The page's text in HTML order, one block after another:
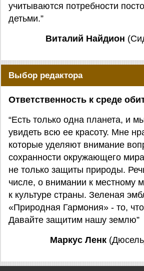
учитываются потребности
детьми.”
Виталий Найдион
Выбор редактора
Ответственность к среде
“Есть только одна планета, и
увидеть всю ее красоту. Мне
которые уделяют внимание
сохранности окружающего
не только защиты природы.
числе, о внимании к местному
к культуре страны. Зеленая
«Природная Гармония» - то,
Давайте защитим нашу землю”
Маркус Ленк